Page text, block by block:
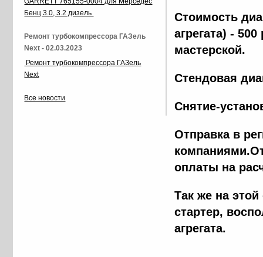
Стоимость
агрегата) -
мастерской.
Стендовая
Снятие-
Отправка в
оплаты на
Так же на
стартер,
агрегата.
Бенц 3.0, 3.2 дизель
Ремонт турбокомпрессора ГАЗель
Next - 02.03.2023
Ремонт турбокомпрессора ГАЗель
Next
Все новости